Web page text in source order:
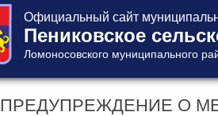
Официальный сайт
Пениковское
Ломоносовского муниципального
ПРЕДУПРЕЖДЕНИЕ О